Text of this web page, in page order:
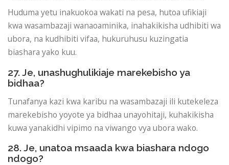
Huduma yetu inakuokoa wakati na pesa, hutoa ufikiaji
kwa wasambazaji wanaoaminika, inahakikisha udhibiti wa
ubora, na kudhibiti vifaa, hukuruhusu kuzingatia
biashara yako kuu.
27. Je, unashughulikiaje marekebisho ya
bidhaa?
Tunafanya kazi kwa karibu na wasambazaji ili kutekeleza
marekebisho yoyote ya bidhaa unayohitaji, kuhakikisha
kuwa yanakidhi vipimo na viwango vya ubora wako.
28. Je, unatoa msaada kwa biashara ndogo
ndogo?